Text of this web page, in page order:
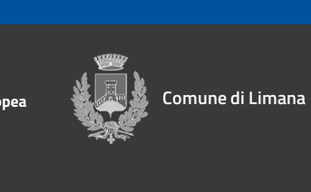
Comune di Limana